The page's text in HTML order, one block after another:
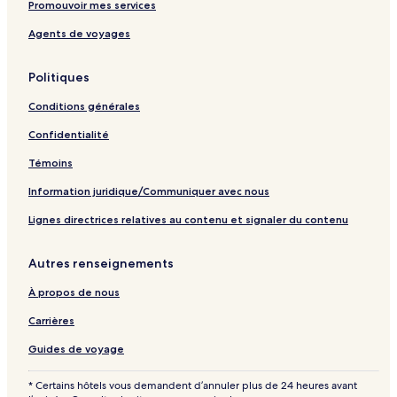
Promouvoir mes services
Agents de voyages
Politiques
Conditions générales
Confidentialité
Témoins
Information juridique/Communiquer avec nous
Lignes directrices relatives au contenu et signaler du contenu
Autres renseignements
À propos de nous
Carrières
Guides de voyage
* Certains hôtels vous demandent d’annuler plus de 24 heures avant